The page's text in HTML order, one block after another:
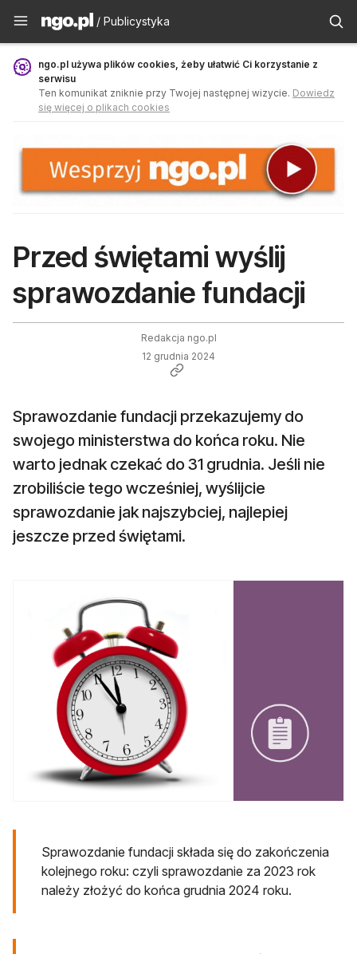
Publicystyka - ngo.pl
/ Publicystyka
ngo.pl używa plików cookies, żeby ułatwić Ci korzystanie z
serwisu
Ten komunikat zniknie przy Twojej następnej wizycie. Dowiedz
się więcej o plikach cookies
Przed świętami wyślij
sprawozdanie fundacji
Redakcja ngo.pl
12 grudnia 2024
Sprawozdanie fundacji przekazujemy do
swojego ministerstwa do końca roku. Nie
warto jednak czekać do 31 grudnia. Jeśli nie
zrobiliście tego wcześniej, wyślijcie
sprawozdanie jak najszybciej, najlepiej
jeszcze przed świętami.
Sprawozdanie fundacji składa się do zakończenia
kolejnego roku: czyli sprawozdanie za 2023 rok
należy złożyć do końca grudnia 2024 roku.